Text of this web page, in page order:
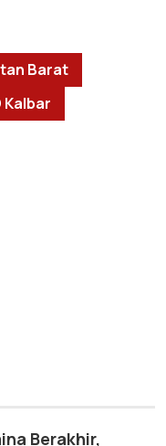
Barat
Kalbar
Berakhir,